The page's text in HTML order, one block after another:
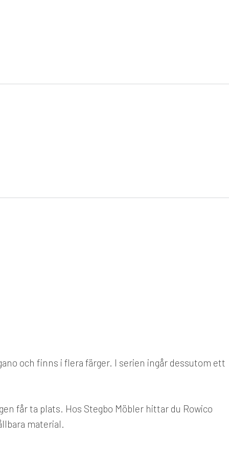
och finns i flera färger. I serien ingår dessutom ett
får ta plats. Hos Stegbo Möbler hittar du Rowico
material.